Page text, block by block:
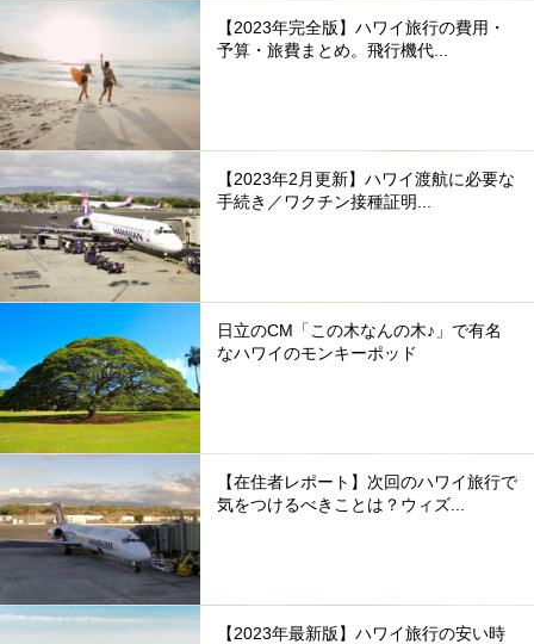
【2023年完全版】ハワイ旅行の費用・
予算・旅費まとめ。飛行機代...
【2023年2月更新】ハワイ渡航に必要な
手続き／ワクチン接種証明...
日立のCM「この木なんの木♪」で有名
なハワイのモンキーポッド
【在住者レポート】次回のハワイ旅行で
気をつけるべきことは？ウィズ...
【2023年最新版】ハワイ旅行の安い時